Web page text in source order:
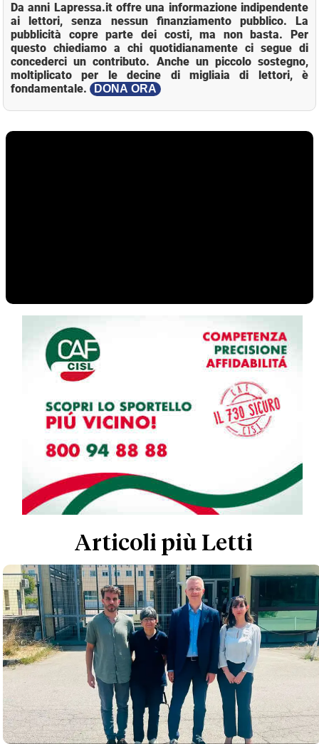
Da anni Lapressa.it offre una informazione indipendente
ai lettori, senza nessun finanziamento pubblico. La
pubblicità copre parte dei costi, ma non basta. Per
questo chiediamo a chi quotidianamente ci segue di
concederci un contributo. Anche un piccolo sostegno,
moltiplicato per le decine di migliaia di lettori, è
fondamentale.
DONA ORA
Articoli più Letti